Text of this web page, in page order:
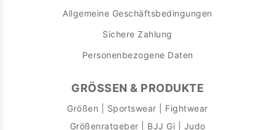
Allgemeine Geschäftsbedingungen
Sichere Zahlung
Personenbezogene Daten
GRÖSSEN & PRODUKTE
Größen | Sportswear | Fightwear
Größenratgeber | BJJ Gi | Judo